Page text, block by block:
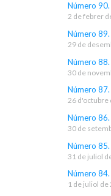
Número
2 de febrer
Número
29 de
Número
30 de
Número
26 d'octubre
Número
30 de
Número
31 de juliol
Número
1 de juliol de